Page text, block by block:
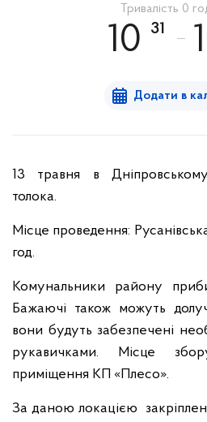
Тривалість 0
10 31
Додати в
13 травня в
толока.
Місце проведення:
год.
Комунальники району
Бажаючі також можуть
вони будуть забезпечені
рукавичками. Місце
приміщення КП «Плесо».
За даною локацією